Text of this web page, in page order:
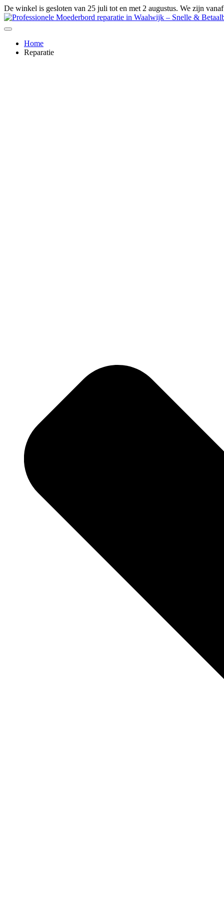
Ga
naar
de
De winkel is gesloten van 25 juli tot en met 2 augustus. We zijn
Home
Reparatie